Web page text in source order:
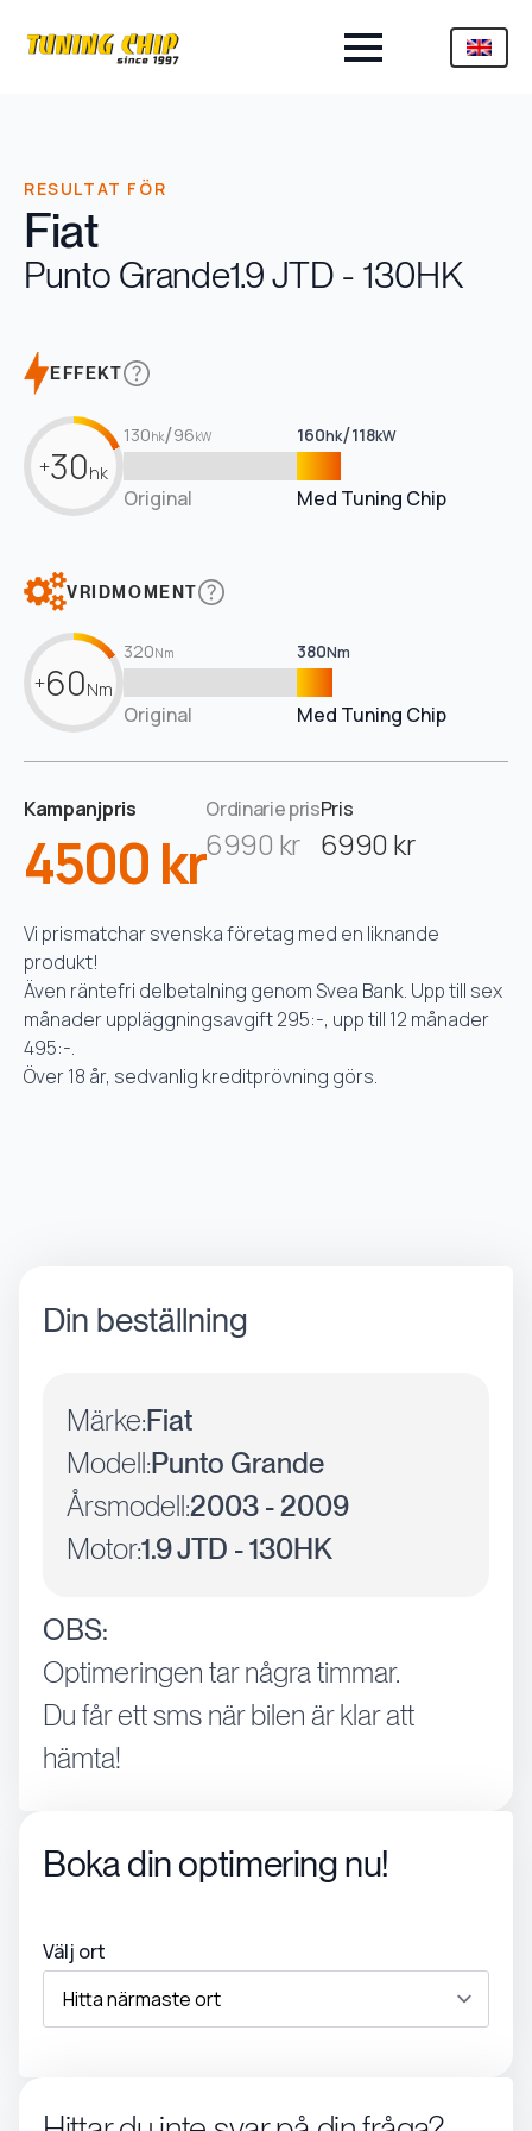
RESULTAT FÖR
Fiat
Punto Grande1.9 JTD - 130HK
EFFEKT
+30hk
130hk/96kW 160hk/118kW
Original Med Tuning Chip
VRIDMOMENT
+60Nm
320Nm 380Nm
Original Med Tuning Chip
Kampanjpris
4500 kr
Ordinarie pris
6990 kr
Pris
6990 kr
Vi prismatchar svenska företag med en liknande
produkt!
Även räntefri delbetalning genom Svea Bank. Upp till sex
månader uppläggningsavgift 295:-, upp till 12 månader
495:-.
Över 18 år, sedvanlig kreditprövning görs.
Din beställning
Märke:Fiat
Modell:Punto Grande
Årsmodell:2003 - 2009
Motor:1.9 JTD - 130HK
OBS:
Optimeringen tar några timmar.
Du får ett sms när bilen är klar att
hämta!
Boka din optimering nu!
Välj ort